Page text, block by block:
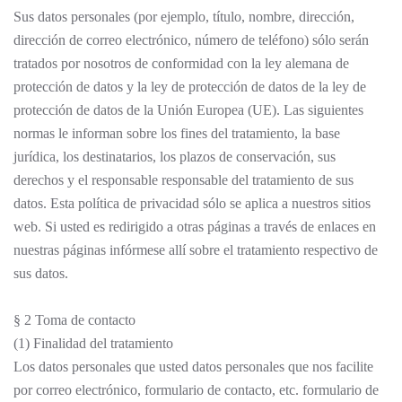
Sus datos personales (por ejemplo, título, nombre, dirección,
dirección de correo electrónico, número de teléfono) sólo serán
tratados por nosotros de conformidad con la ley alemana de
protección de datos y la ley de protección de datos de la ley de
protección de datos de la Unión Europea (UE). Las siguientes
normas le informan sobre los fines del tratamiento, la base
jurídica, los destinatarios, los plazos de conservación, sus
derechos y el responsable responsable del tratamiento de sus
datos. Esta política de privacidad sólo se aplica a nuestros sitios
web. Si usted es redirigido a otras páginas a través de enlaces en
nuestras páginas infórmese allí sobre el tratamiento respectivo de
sus datos.
§ 2 Toma de contacto
(1) Finalidad del tratamiento
Los datos personales que usted datos personales que nos facilite
por correo electrónico, formulario de contacto, etc. formulario de